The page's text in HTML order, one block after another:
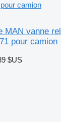
MAN vanne
pour camion
$US